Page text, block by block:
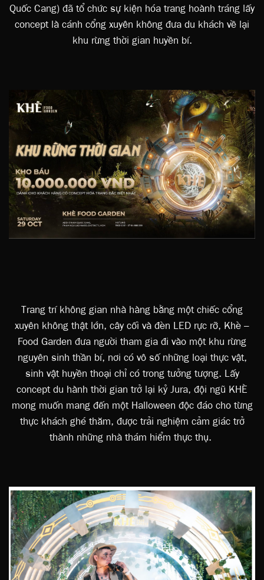
Quốc Cang) đã tổ chức sự kiện hóa trang hoành tráng lấy
concept là cánh cổng xuyên không đưa du khách về lại
khu rừng thời gian huyền bí.
Trang trí không gian nhà hàng bằng một chiếc cổng
xuyên không thật lớn, cây cối và đèn LED rực rỡ, Khè –
Food Garden đưa người tham gia đi vào một khu rừng
nguyên sinh thần bí, nơi có vô số những loại thực vật,
sinh vật huyền thoại chỉ có trong tưởng tượng. Lấy
concept du hành thời gian trở lại kỷ Jura, đội ngũ KHÈ
mong muốn mang đến một Halloween độc đáo cho từng
thực khách ghé thăm, được trải nghiệm cảm giác trở
thành những nhà thám hiểm thực thụ.